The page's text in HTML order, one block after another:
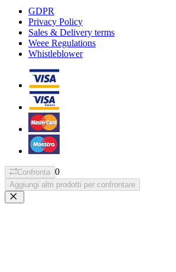
GDPR
Privacy Policy
Sales & Delivery terms
Weee Regulations
Whistleblower
Confronta 0
Aggiungi altri prodotti per confrontare